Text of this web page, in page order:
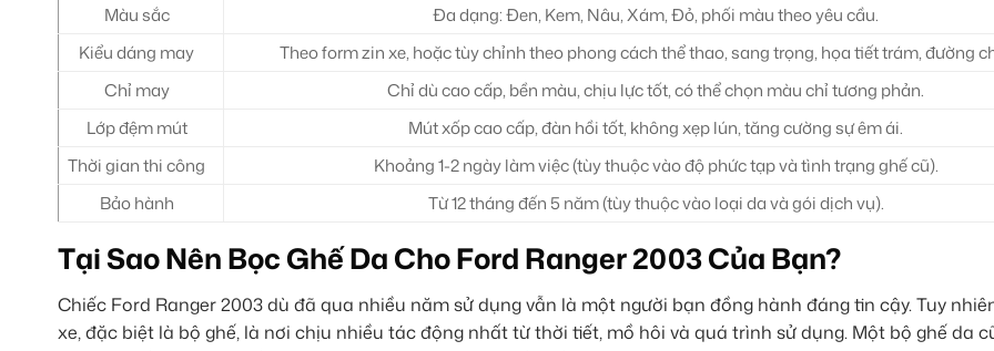
Màu sắc
Đa dạng: Đen, Kem, Nâu, Xám, Đỏ, phối màu theo yêu cầu.
Kiểu dáng may
Theo form zin xe, hoặc tùy chỉnh theo phong cách thể thao, sang trọng, họa tiết trám, đường
Chỉ may
Chỉ dù cao cấp, bền màu, chịu lực tốt, có thể chọn màu chỉ tương phản.
Lớp đệm mút
Mút xốp cao cấp, đàn hồi tốt, không xẹp lún, tăng cường sự êm ái.
Thời gian thi công
Khoảng 1-2 ngày làm việc (tùy thuộc vào độ phức tạp và tình trạng ghế cũ).
Bảo hành
Từ 12 tháng đến 5 năm (tùy thuộc vào loại da và gói dịch vụ).
Tại Sao Nên Bọc Ghế Da Cho Ford Ranger 2003 Của Bạn?
Chiếc Ford Ranger 2003 dù đã qua nhiều năm sử dụng vẫn là một người bạn đồng hành đáng tin cậy. Tuy
xe, đặc biệt là bộ ghế, là nơi chịu nhiều tác động nhất từ thời tiết, mồ hôi và quá trình sử dụng. Một bộ ghế da